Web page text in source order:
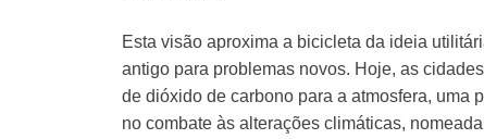
Esta visão aproxima a bicicleta da ideia
antigo para problemas novos. Hoje, as
de dióxido de carbono para a atmosfera, uma
no combate às alterações climáticas,